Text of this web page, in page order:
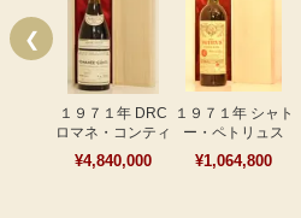
❮
１９７１年 DRC
ロマネ・コンティ
¥4,840,000
１９７１年 シャト
ー・ペトリュス
¥1,064,800